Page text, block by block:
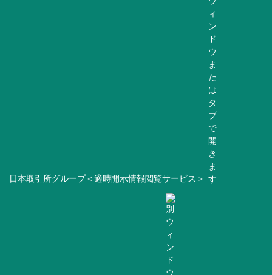
日本取引所グループ＜適時開示情報閲覧サービス＞